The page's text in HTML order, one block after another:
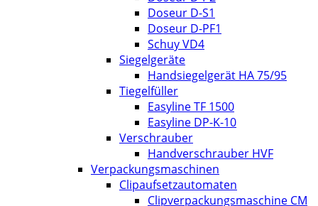
Doseur D-S1
Doseur D-PF1
Schuy VD4
Siegelgeräte
Handsiegelgerät HA 75/95
Tiegelfüller
Easyline TF 1500
Easyline DP-K-10
Verschrauber
Handverschrauber HVF
Verpackungsmaschinen
Clipaufsetzautomaten
Clipverpackungsmaschine CM